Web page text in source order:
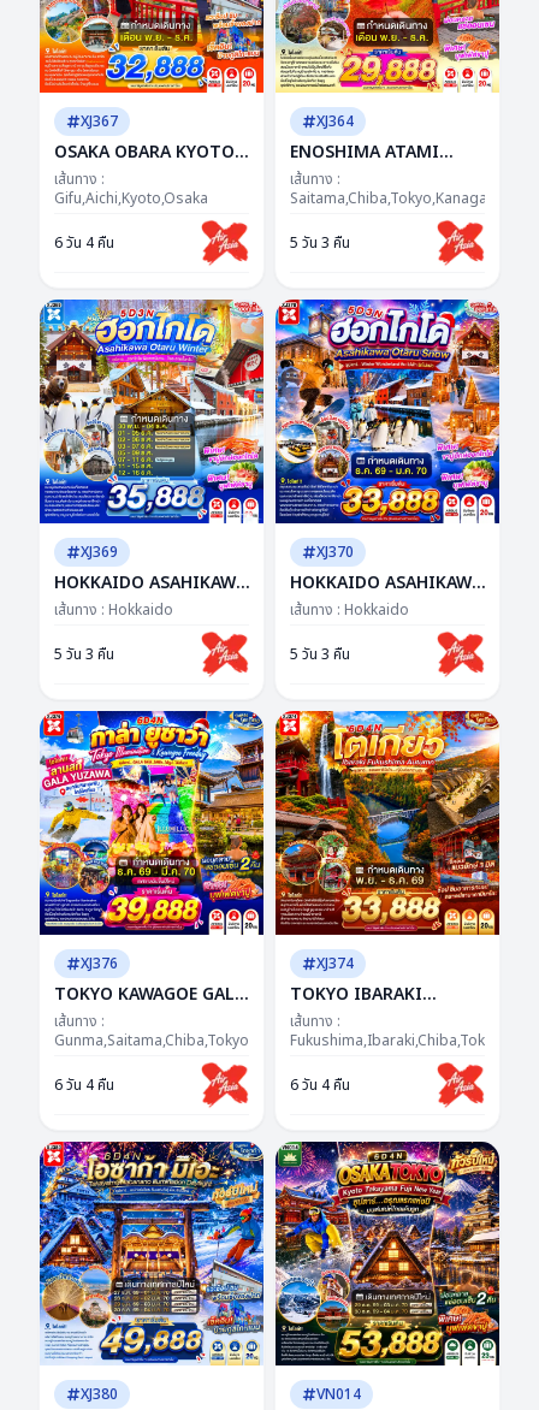
XJ367
OSAKA OBARA KYOTO
MINOH NABANANO
SATO 6D 4N BY XJ --
NOV - DEC'26 -- ซุป
ตาร์...ชมพูเจอแดง...แรง
เส้นทาง :
Gifu,Aichi,Kyoto,Osaka
6 วัน 4 คืน
XJ364
ENOSHIMA ATAMI
TOKYO FUJI AUTUMN
5D 3N BY XJ --- NOV -
DEC'26 -- ซุปตาร์...SUPER
WOW FUJI โมมิจิฟีลกู๊ด
เส้นทาง :
5 วัน 3 คืน
XJ369
HOKKAIDO ASAHIKAWA
OTARU WINTER 5D 3N
BY XJ -- NOV - DEC'26 --
ซุปตาร์...ฮอกไกโด ฟีล
เทพนิยาย...ใจละลายทั้งทริป
เส้นทาง : Hokkaido
5 วัน 3 คืน
XJ370
HOKKAIDO ASAHIKAWA
OTARU SNOW 5D 3N BY
XJ -- DEC'26 - JAN'27 --
ซุปตาร์...Winter
Wonderland หิมะไม่พัก
เส้นทาง : Hokkaido
5 วัน 3 คืน
XJ376
TOKYO KAWAGOE GALA
YUZAWA ILUMINATION
FREEDAY NEW YEAR 6D
4N BY XJ "ซุปตาร์...GALA
จัดให้..ได้ฟีล...ได้รูป...ได้
เส้นทาง :
Gunma,Saitama,Chiba,Tokyo,Kanagawa,Yamanashi
6 วัน 4 คืน
XJ374
TOKYO IBARAKI
FUKUSHIMA AUTUMN
6D 4N BY XJ -- NOV -
DEC'26 -- ซุปตาร์...ธรรม
ชาติฮีลใจ...ญี่ปุ่นฮีลความ
เส้นทาง :
Fukushima,Ibaraki,Chiba,Tokyo
6 วัน 4 คืน
XJ380 VN014